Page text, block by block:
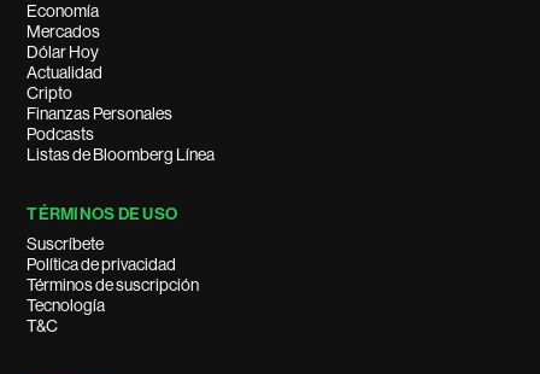
Economía
Mercados
Dólar Hoy
Actualidad
Cripto
Finanzas Personales
Podcasts
Listas de Bloomberg Línea
TÉRMINOS DE USO
Suscríbete
Política de privacidad
Términos de suscripción
Tecnología
T&C